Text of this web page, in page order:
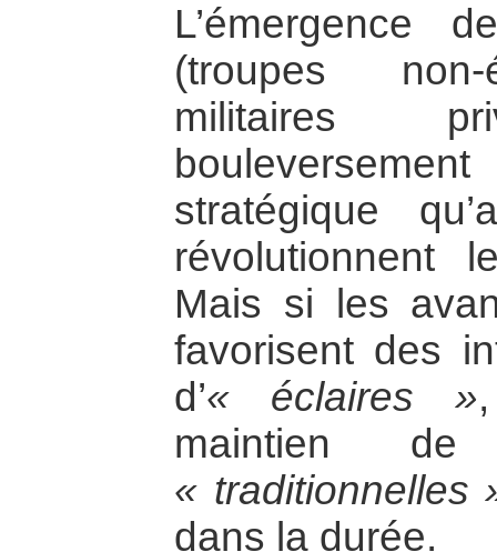
L’émergence
(troupes non-
militaires
stratégique
révolutionnent
Mais si les
favorisent des
d’« éclaires »
maintien
« traditionnelles
dans la durée.